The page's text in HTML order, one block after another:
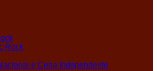
Rock
e Cena Independente